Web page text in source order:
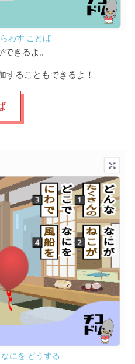
わす ことば
きるよ。
することもできるよ！
にを どうする